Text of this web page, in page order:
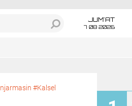
JUM'AT
7 08 2026
#Kalsel